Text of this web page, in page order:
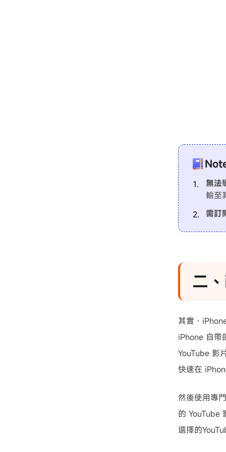
無法
輸至
需訂
二
其實，
iPhone 自帶
YouTube 影
快速在
然後使用專
的 YouTube
選擇的